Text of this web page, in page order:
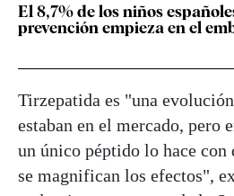
El 8,7% de los niños
prevención empieza en el
Tirzepatida es "una
estaban en el mercado, pero
un único péptido lo hace con
se magnifican los efectos",